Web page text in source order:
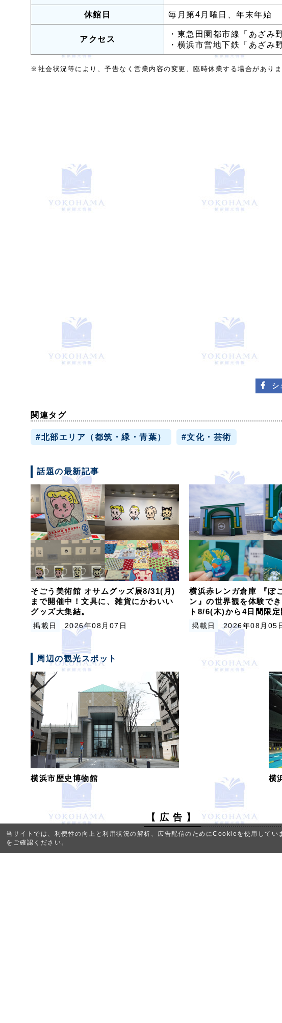
当サイトでは、利便性の向上と利用状況の解析、広告配信のためにCookieを使用して
をご確認ください。
休館日 毎月第4月曜日、年末年始
アクセス
・東急田園都市線「あざ
・横浜市営地下鉄「あざ
※社会状況等により、予告なく営業内容の変更、臨時休業する場合があり
シ
関連タグ
#北部エリア（都筑・緑・青葉） #文化・芸術
話題の最新記事
そごう美術館 オサムグッズ展8/31(月)
まで開催中！文具に、雑貨にかわいい
グッズ大集結。
掲載日 2026年08月07日
横浜赤レンガ倉庫 『ぽ
ン』の世界観を体験で
ト8/6(木)から4日間限定
掲載日 2026年08月05
周辺の観光スポット
横浜市歴史博物館 横
【 広 告 】